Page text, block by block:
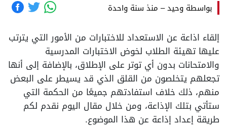
بواسطة وحيد– منذ سنة واحدة
إلقاء اذاعة عن الاستعداد للاختبارات من الأمور التي يترتب
عليها تهيئة الطلاب لخوض الاختبارات المدرسية
والامتحانات بدون أي توتر على الإطلاق، بالإضافة إلى أنها
تجعلهم يتخلصون من القلق الذي قد يسيطر على البعض
منهم، ذلك خلاف استفادتهم جميعًا من الحكمة التي
ستأتي بتلك الإذاعة، ومن خلال مقال اليوم نقدم لكم
طريقة إعداد إذاعة عن هذا الموضوع.